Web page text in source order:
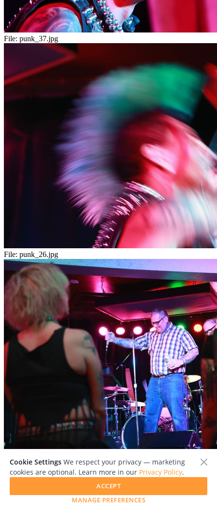
File: punk_37.jpg
File: punk_26.jpg
File: punk_07.jpg
Cookie Settings We respect your privacy — marketing
cookies are optional. Learn more in our Privacy Policy.
MANAGE PREFERENCES
ACCEPT